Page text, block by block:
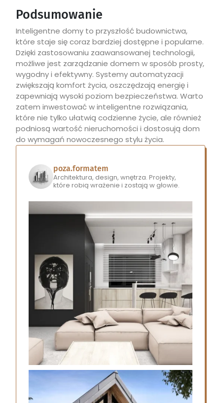
Podsumowanie
Inteligentne domy to przyszłość budownictwa,
które staje się coraz bardziej dostępne i popularne.
Dzięki zastosowaniu zaawansowanej technologii,
możliwe jest zarządzanie domem w sposób prosty,
wygodny i efektywny. Systemy automatyzacji
zwiększają komfort życia, oszczędzają energię i
zapewniają wysoki poziom bezpieczeństwa. Warto
zatem inwestować w inteligentne rozwiązania,
które nie tylko ułatwią codzienne życie, ale również
podniosą wartość nieruchomości i dostosują dom
do wymagań nowoczesnego stylu życia.
poza.formatem
Architektura, design, wnętrza. Projekty,
które robią wrażenie i zostają w głowie.